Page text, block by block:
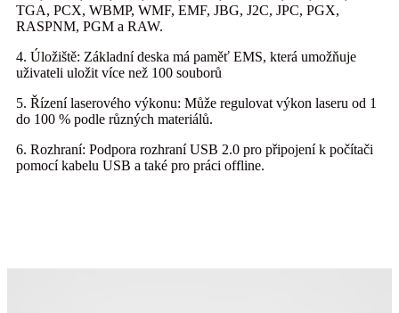
TGA, PCX, WBMP, WMF, EMF, JBG, J2C, JPC, PGX,
RASPNM, PGM a RAW.
4. Úložiště: Základní deska má paměť EMS, která umožňuje
uživateli uložit více než 100 souborů
5. Řízení laserového výkonu: Může regulovat výkon laseru od 1
do 100 % podle různých materiálů.
6. Rozhraní: Podpora rozhraní USB 2.0 pro připojení k počítači
pomocí kabelu USB a také pro práci offline.